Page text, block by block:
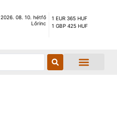
2026. 08. 10. hétfő
Lőrinc
1 EUR 365 HUF
1 GBP 425 HUF